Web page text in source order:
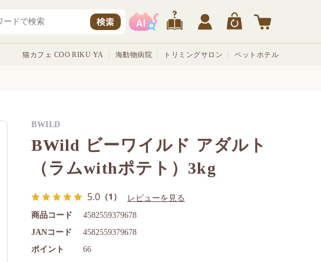
検索
猫カフェ COO RIKU YA 海動物病院 トリミングサロン ペットホテル
BWild ビーワイルド アダルト
（ラムwithポテト）3kg
5.0 （1） レビューを見る
商品コード 4582559379678
ポイント 66
JANコード 4582559379678
BWILD